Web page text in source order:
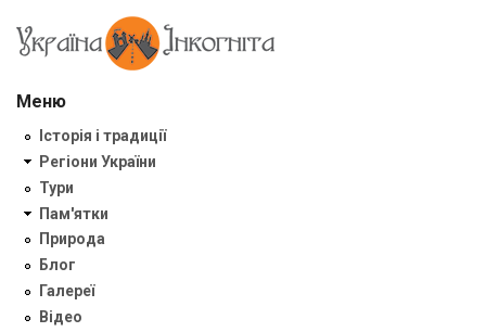
Меню
Історія і традиції
Регіони України
Тури
Пам'ятки
Природа
Блог
Галереї
Відео